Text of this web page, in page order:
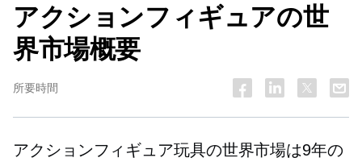
アクションフィギュアの世
界市場概要
所要時間
アクションフィギュア玩具の世界市場は9年の